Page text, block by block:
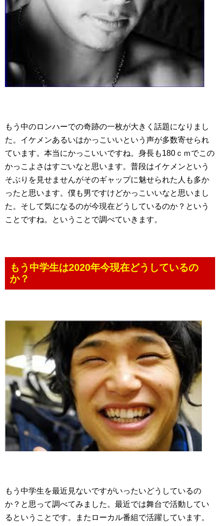
もう中のロンハーでの奇跡の一枚が大きく話題になりまし
た。イケメンあるいはかっこいいという声が多数寄せられ
ています。本当にかっこいいですね。身長も180ｃｍでこの
かっこよさはすごいなと思います。普段はイケメンという
そぶりを見せませんがそのギャップに魅せられた人も多か
ったと思います。僕も男ですけどかっこいいなと思いまし
た。そして気になるのが今現在どうしているのか？という
ことですね。ということで調べていきます。
もう中学生は2020年今現在どうしているの
か？
もう中学生を最近見ないですがいったいどうしているの
か？と思って調べてみました。最近では舞台で活動してい
るということです。またローカル番組で活躍しています。